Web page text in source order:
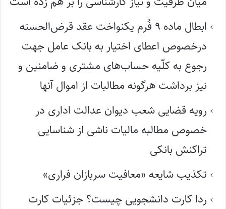
ابطال ماده ۹ فُرم یکنواخت عقد قرض‌الحسنه
درخصوص اعطای اختیار به بانک عامل جهت
رجوع به کلّیه حساب‌های مشتری و ضامنین و
نیز برداشت هرگونه مطالبات از اموال آنها
رویه قضایی شعب دیوان عدالت اداری در
خصوص مطالبه مالیات ناشی از شناسایی
تراکنش بانکی
تکذیب شایعه «معافیت سربازان فراری»
ردا کارت دانشجویی چیست؟ جزئیات کارت